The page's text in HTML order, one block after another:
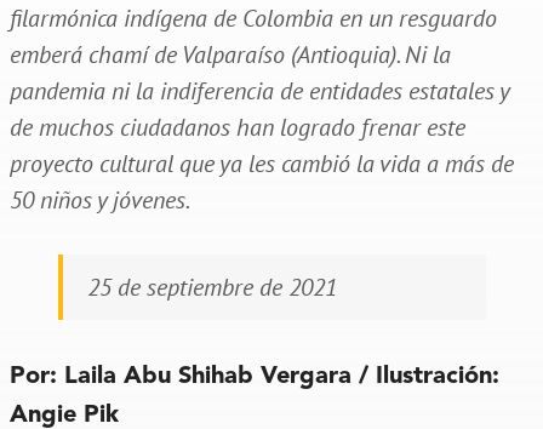
filarmónica indígena de Colombia en un resguardo
emberá chamí de Valparaíso (Antioquia). Ni la
pandemia ni la indiferencia de entidades estatales y
de muchos ciudadanos han logrado frenar este
proyecto cultural que ya les cambió la vida a más de
50 niños y jóvenes.
25 de septiembre de 2021
Por: Laila Abu Shihab Vergara / Ilustración:
Angie Pik